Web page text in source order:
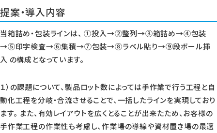
提案・導入内容
当箱詰め・包装ラインは、 ①投入→②整列→③箱詰め→④包装
→⑤印字検査→⑥集積→⑦包装→⑧ラベル貼り→⑨段ボール挿
入 の構成となっています。
１）の課題について、製品ロット数によっては手作業で行う工程と自
動化工程を分岐・合流させることで、一括したラインを実現しており
ます。 また、有効レイアウトを広くとることが出来たため、お客様の
手作業工程の作業性も考慮し、作業場の導線や資材置き場の最適